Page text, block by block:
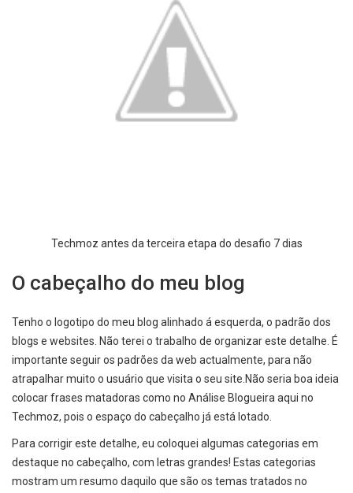
Techmoz antes da terceira etapa do desafio 7 dias
O cabeçalho do meu blog
Tenho o logotipo do meu blog alinhado á esquerda, o padrão dos
blogs e websites. Não terei o trabalho de organizar este detalhe. É
importante seguir os padrões da web actualmente, para não
atrapalhar muito o usuário que visita o seu site.Não seria boa ideia
colocar frases matadoras como no Análise Blogueira aqui no
Techmoz, pois o espaço do cabeçalho já está lotado.
Para corrigir este detalhe, eu coloquei algumas categorias em
destaque no cabeçalho, com letras grandes! Estas categorias
mostram um resumo daquilo que são os temas tratados no